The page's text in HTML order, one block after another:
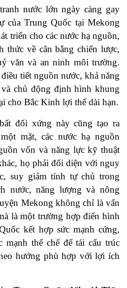
nước lớn ngày càng gay
của Trung Quốc tại Mekong
triển cho các nước hạ nguồn,
thức về cân bằng chiến lược,
văn và an ninh môi trường.
tiết nguồn nước, khả năng
chủ động định hình khung
cho Bắc Kinh lợi thế dài hạn.
đối xứng này cũng tạo ra
mặt, các nước hạ nguồn
vốn và năng lực kỹ thuật
họ phải đối diện với nguy
suy giảm tính tự chủ trong
nước, năng lượng và nông
Mekong không chỉ là vấn
là một trường hợp điển hình
kết hợp sức mạnh cứng,
mạnh thể chế để tái cấu trúc
hướng phù hợp với lợi ích